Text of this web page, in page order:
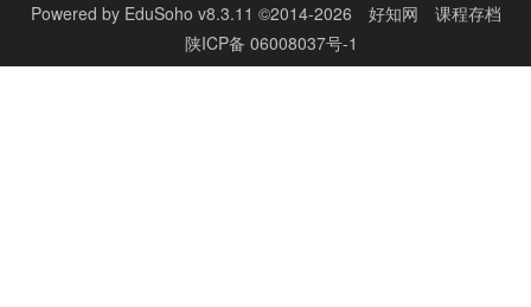
Powered by EduSoho v8.3.11 ©2014-2026 好知网
课程存档
陕ICP备 06008037号-1